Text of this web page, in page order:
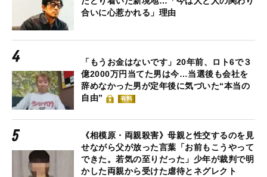
合いに心惹かれる」理由
「もうお金はないです」20年前、ロト6で３
億2000万円当てた男は今…当選後も会社を
辞めなかった男が定年後に気づいた“本当の
自由”
有料
《相模原・両親殺害》母親と性交するのを見
せながら父が放った言葉「お前もこうやって
できた。若気の至りだった」少年が裁判で明
かした両親から受けた虐待とネグレクト